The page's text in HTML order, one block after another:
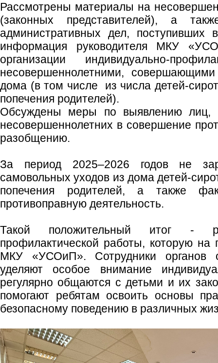
Рассмотрены материалы на
(законных представителей), а
административных дел,
информация руководителя МКУ
организации
несовершеннолетними,
дома (в том числе из числа
попечения родителей).
Обсуждены меры по выявлению лиц,
несовершеннолетних в совершение
разобщению.
За период 2025–2026 годов не
самовольных уходов из дома
попечения родителей, а также
противоправную деятельность.
Такой положительный итог -
профилактической работы, которую на
МКУ «УСОиП». Сотрудники органов
уделяют особое внимание
регулярно общаются с детьми и их
помогают ребятам освоить основы
безопасному поведению в различных